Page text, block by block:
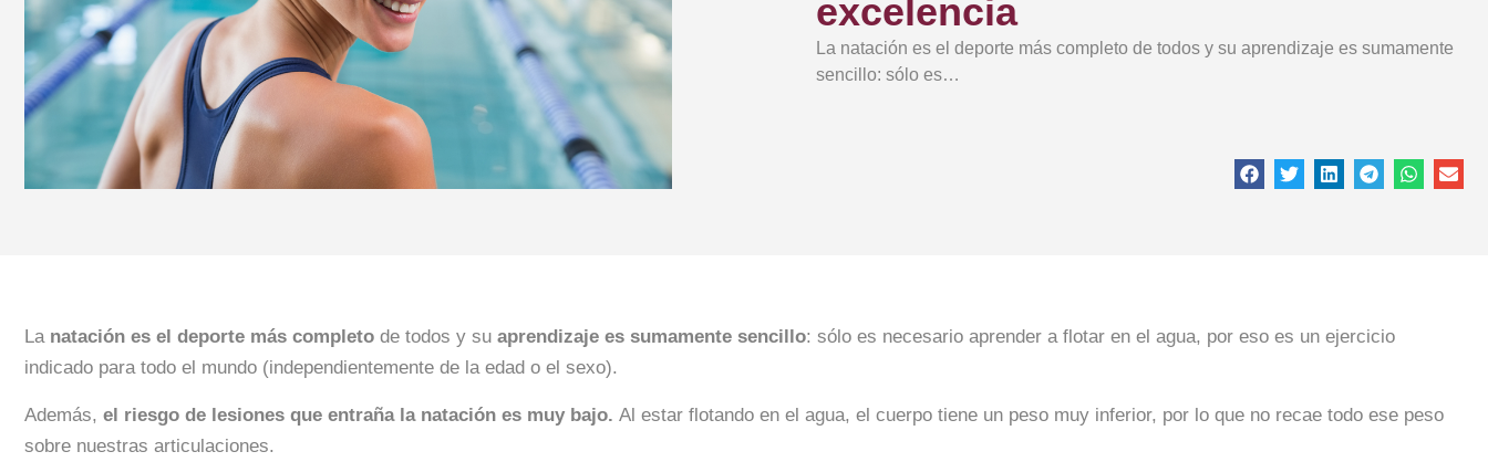
excelencia
La natación es el deporte más completo de todos y su aprendizaje es sumamente
sencillo: sólo es…
La natación es el deporte más completo de todos y su aprendizaje es sumamente sencillo: sólo es necesario aprender a flotar en el agua, por eso es un ejercicio
indicado para todo el mundo (independientemente de la edad o el sexo).
Además, el riesgo de lesiones que entraña la natación es muy bajo. Al estar flotando en el agua, el cuerpo tiene un peso muy inferior, por lo que no recae todo ese peso
sobre nuestras articulaciones.